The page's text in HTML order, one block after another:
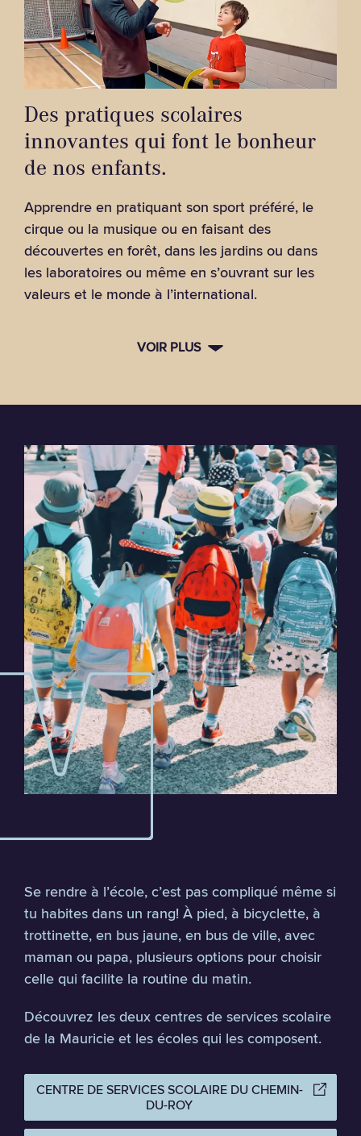
Des pratiques scolaires
innovantes qui font le bonheur
de nos enfants.
Apprendre en pratiquant son sport préféré, le
cirque ou la musique ou en faisant des
découvertes en forêt, dans les jardins ou dans
les laboratoires ou même en s’ouvrant sur les
valeurs et le monde à l’international.
VOIR PLUS
Se rendre à l’école, c’est pas compliqué même si
tu habites dans un rang! À pied, à bicyclette, à
trottinette, en bus jaune, en bus de ville, avec
maman ou papa, plusieurs options pour choisir
celle qui facilite la routine du matin.
Découvrez les deux centres de services scolaire
de la Mauricie et les écoles qui les composent.
CENTRE DE SERVICES SCOLAIRE DU CHEMIN-
DU-ROY